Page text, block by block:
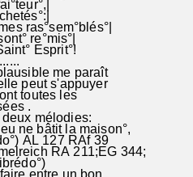
ras°sem°blés°|
re°mis°|
Esprit°!
me paraît
peut s'appuyer
toutes les
.
mélodies:
ne bâtit la maison°,
AL 127 RAf 39
RA 211;EG 344;
sol
entre un bon